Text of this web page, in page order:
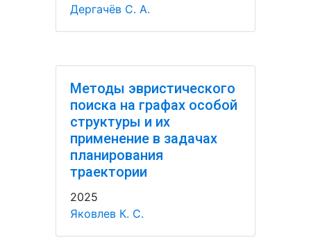
Дергачёв С. А.
Методы эвристического
поиска на графах особой
структуры и их
применение в задачах
планирования
траектории
2025
Яковлев К. С.